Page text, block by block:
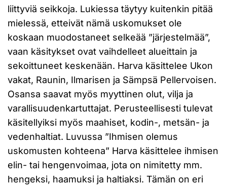
liittyviä seikkoja. Lukiessa täytyy kuitenkin pitää
mielessä, etteivät nämä uskomukset ole
koskaan muodostaneet selkeää ”järjestelmää”,
vaan käsitykset ovat vaihdelleet alueittain ja
sekoittuneet keskenään. Harva käsittelee Ukon
vakat, Raunin, Ilmarisen ja Sämpsä Pellervoisen.
Osansa saavat myös myyttinen olut, vilja ja
varallisuudenkartuttajat. Perusteellisesti tulevat
käsitellyiksi myös maahiset, kodin-, metsän- ja
vedenhaltiat. Luvussa ”Ihmisen olemus
uskomusten kohteena” Harva käsittelee ihmisen
elin- tai hengenvoimaa, jota on nimitetty mm.
hengeksi, haamuksi ja haltiaksi. Tämän on eri